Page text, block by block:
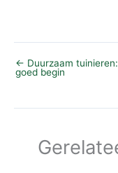
← Duurzaam
goed begin